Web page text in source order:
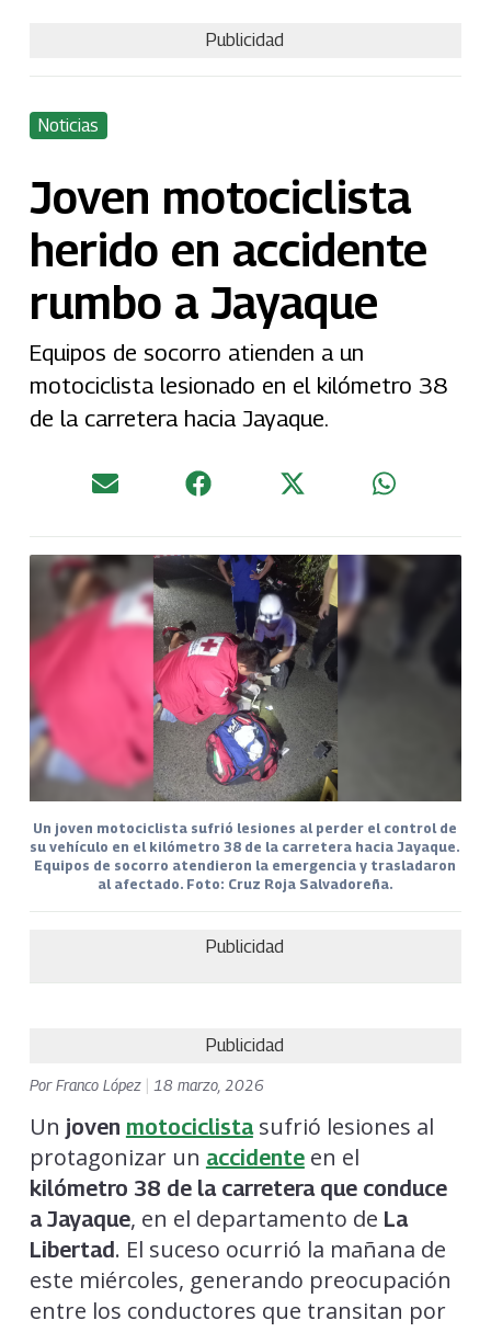
Publicidad
Noticias
Joven motociclista
herido en accidente
rumbo a Jayaque
Equipos de socorro atienden a un
motociclista lesionado en el kilómetro 38
de la carretera hacia Jayaque.
Un joven motociclista sufrió lesiones al perder el control de
su vehículo en el kilómetro 38 de la carretera hacia Jayaque.
Equipos de socorro atendieron la emergencia y trasladaron
al afectado. Foto: Cruz Roja Salvadoreña.
Publicidad
Publicidad
PorFranco López 18 marzo, 2026
Un joven motociclistasufrió lesiones al
protagonizar un accidenteen el
kilómetro 38 de la carretera que conduce
a Jayaque, en el departamento de La
Libertad. El suceso ocurrió la mañana de
este miércoles, generando preocupación
entre los conductores que transitan por